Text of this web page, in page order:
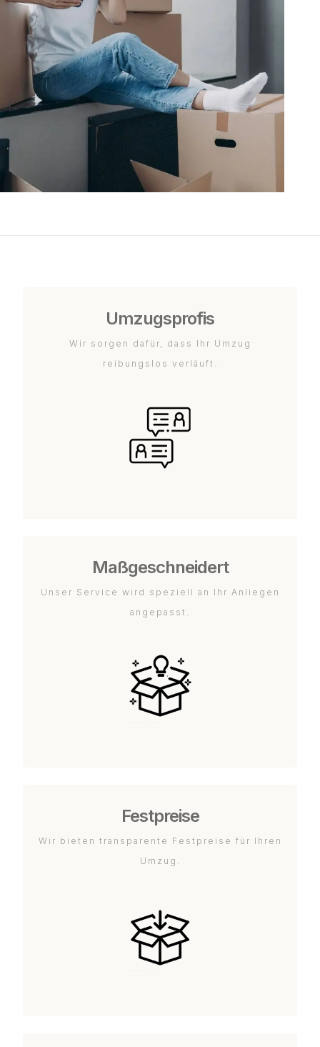
Umzugsprofis
Wir sorgen dafür, dass Ihr Umzug
reibungslos verläuft.
Maßgeschneidert
Unser Service wird speziell an Ihr Anliegen
angepasst.
Festpreise
Wir bieten transparente Festpreise für Ihren
Umzug.